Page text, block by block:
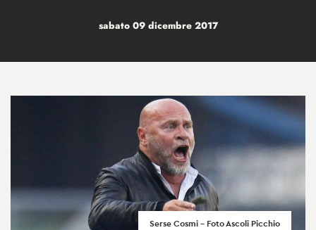
sabato 09 dicembre 2017
Serse Cosmi - Foto Ascoli Picchio